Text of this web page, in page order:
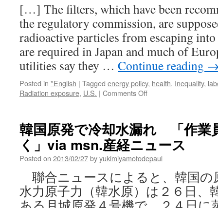
[…] The filters, which have been
the regulatory commission, are
radioactive particles from escaping
are required in Japan and much of
utilities say they … Continue reading
Posted in *English | Tagged energy policy, health, Inequality,
Radiation exposure, U.S. | Comments Offon
Arguments
for
Nuclear
Safety
Bog
Down
via
The
New
韓国原発で冷却水漏れ 「作業
く」via msn.産経ニュース
Posted on 2013/02/27byyukimiyamotodepaul
聯合ニュースによると、韓国の
水力原子力（韓水原）は２６日、